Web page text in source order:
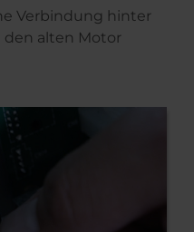
Verbindung hinter
den alten Motor